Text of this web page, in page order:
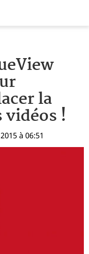
la
!
à 06:51